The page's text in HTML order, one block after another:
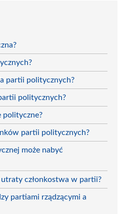
partii politycznych?
politycznych?
polityczne?
partii politycznych?
może nabyć
członkostwa w partii?
partiami rządzącymi a